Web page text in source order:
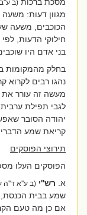
(ב ע''ב)
מגוון דעות: משעה
הכוכבים, משעה
חילוקי הדעות, לפי
בני אדם היו שוכבים
בחלק מהמקומות
נהגו רבים לקרוא
מעשה זה עורר את
לגבי תפילת
יהודה הסובר
קריאת שמע הדברים
תירוצי הפוסקים
הפוסקים העלו
א.רש''י (ב ע''א ד''ה
שמע בבית הכנסת,
אם כן מה טעם